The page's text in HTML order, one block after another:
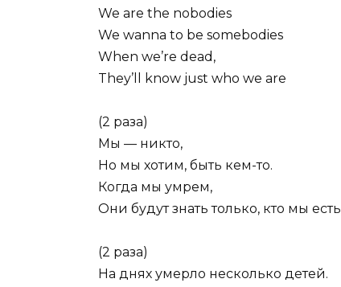
We are the nobodies
We wanna to be somebodies
When we’re dead,
They’ll know just who we are
(2 раза)
Мы — никто,
Но мы хотим, быть кем-то.
Когда мы умрем,
Они будут знать только, кто мы есть
(2 раза)
На днях умерло несколько детей.